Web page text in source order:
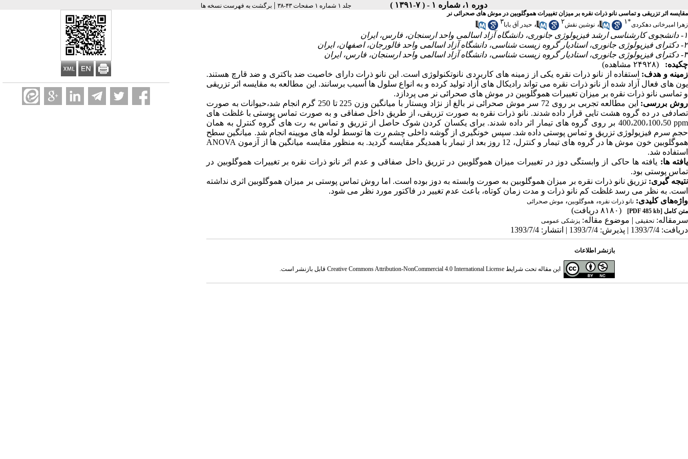
دوره ۱، شماره ۱ - ( ۷-۱۳۹۱ ) جلد ۱ شماره ۱ صفحات ۴۳-۳۸ | برگشت به فهرست نسخه ها
مقایسه اثر تزریقی و تماسی نانو ذرات نقره بر میزان تغییرات هموگلوبین در موش های صحرائی نر
زهرا امیرخانی دهکردی*۱ ، نوشین نقش۲ ، حیدر آق بابا۳
۱- دانشجوی کارشناسی ارشد فیزیولوژی جانوری، دانشگاه آزاد اسالمی واحد ارسنجان، فارس، ایران
۲- دکترای فیزیولوژی جانوری، استادیار گروه زیست شناسی، دانشگاه آزاد اسالمی واحد فالورجان، اصفهان، ایران
۳- دکترای فیزیولوژی جانوری، استادیار گروه زیست شناسی، دانشگاه آزاد اسالمی واحد ارسنجان، فارس، ایران
چکیده:
(۲۴۹۲۸ مشاهده)
زمینه و هدف: استفاده از نانو ذرات نقره یکی از زمینه های کاربردی نانوتکنولوژی است. این نانو ذرات دارای خاصیت ضد باکتری و ضد قارچ هستند.
یون های فعال آزاد شده از نانو ذرات نقره می تواند رادیکال های آزاد تولید کرده و به انواع سلول ها آسیب برسانند. این مطالعه به مقایسه اثر تزریقی
و تماسی نانو ذرات نقره بر میزان تغییرات هموگلوبین در موش های صحرائی نر می پردازد.
روش بررسی:
این مطالعه تجربی بر روی 72 سر موش صحرائی نر بالغ از نژاد ویستار با میانگین وزن 225 تا 250 گرم انجام شد،حیوانات به صورت
تصادفی در ده گروه هشت تایی قرار داده شدند. نانو ذرات نقره به صورت تزریقی، از طریق داخل صفاقی و به صورت تماس پوستی با غلظت های
ppm
400،200،100،50 بر روی گروه های تیمار اثر داده شدند. برای یکسان کردن شوک حاصل از تزریق و تماس به رت های گروه کنترل به همان
حجم سرم فیزیولوژی تزریق و تماس پوستی داده شد. سپس خونگیری از گوشه داخلی چشم رت ها توسط لوله های مویینه انجام شد. میانگین سطح
هموگلوبین خون موش ها در گروه های تیمار و کنترل، 12 روز بعد از تیمار با همدیگر مقایسه گردید. به منظور مقایسه میانگین ها از آزمون
ANOVA
استفاده شد.
یافته ها: یافته ها حاکی از وابستگی دوز در تغییرات میزان هموگلوبین در تزریق داخل صفاقی و عدم اثر نانو ذرات نقره بر تغییرات هموگلوبین در
تماس پوستی بود.
نتیجه گیری: تزریق نانو ذرات نقره بر میزان هموگلوبین به صورت وابسته به دوز بوده است. اما روش تماس پوستی بر میزان هموگلوبین اثری نداشته
است. به نظر می رسد غلظت کم نانو ذرات و مدت زمان کوتاه، باعث عدم تغییر در فاکتور مورد نظر می شود.
واژه‌های کلیدی: نانو ذرات نقره، هموگلوبین، موش صحرائی
متن کامل [PDF 485 kb]
(۸۱۸۰ دریافت)
سرمقاله: تحقیقی | موضوع مقاله: پزشکی عمومى
دریافت: 1393/7/4 | پذیرش: 1393/7/4 | انتشار: 1393/7/4
بازنشر اطلاعات
این مقاله تحت شرایط Creative Commons Attribution-NonCommercial 4.0 International Licenseقابل بازنشر است.